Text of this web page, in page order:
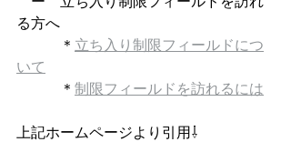
る方へ
＊ 立ち入り制限フィールドにつ
いて
＊ 制限フィールドを訪れるには
上記ホームページより引用⇩